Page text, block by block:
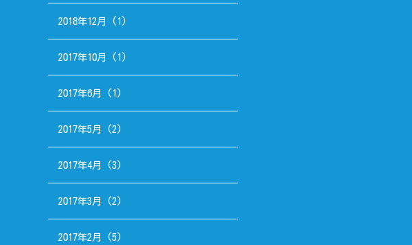
2018年12月 (1)
2017年10月 (1)
2017年6月 (1)
2017年5月 (2)
2017年4月 (3)
2017年3月 (2)
2017年2月 (5)